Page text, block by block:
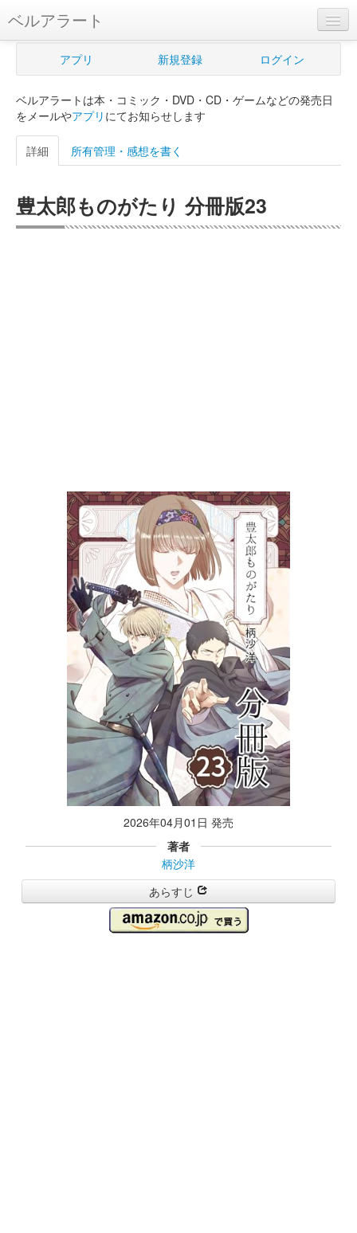
ベルアラート
ベルアラートとは
新規登録
ログイン
購入管理
アプリ 新規登録 ログイン
ベルアラートは本・コミック・DVD・CD・ゲームなどの発売日
をメールやアプリ にてお知らせします
詳細 所有管理・感想を書く
豊太郎ものがたり 分冊版23
2026年04月01日 発売
著者
柄沙洋
あらすじ